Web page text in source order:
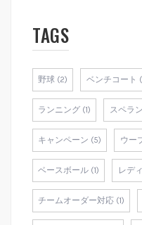
TAGS
野球 (2) ベンチコート
ランニング (1) スペラ
キャンペーン (5) ウー
ベースボール (1) レデ
チームオーダー対応 (1)